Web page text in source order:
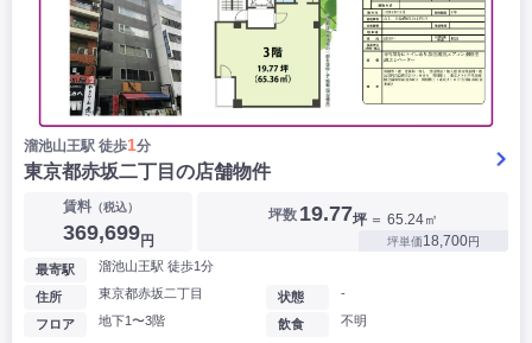
溜池山王駅 徒歩1分
東京都赤坂二丁目の店舗物件
賃料（税込）
369,699円
坪数 19.77坪 ＝ 65.24㎡
坪単価18,700円
最寄駅 溜池山王駅 徒歩1分
住所 東京都赤坂二丁目
フロア 地下1〜3階
状態 -
飲食 不明